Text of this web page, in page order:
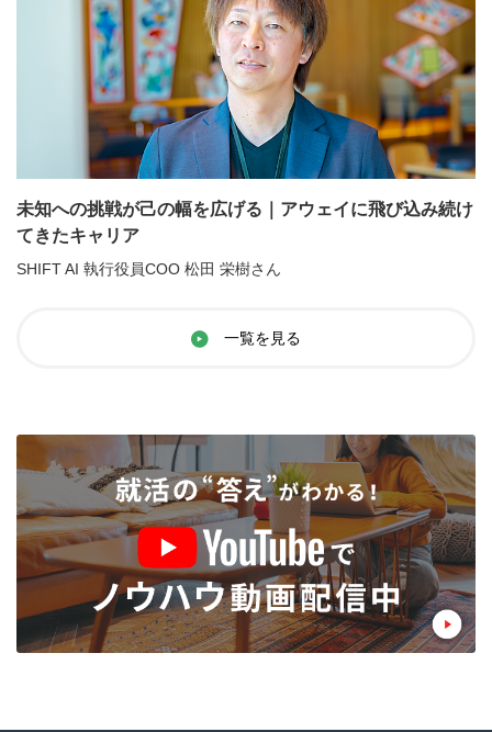
未知への挑戦が己の幅を広げる｜アウェイに飛び込み続け
てきたキャリア
SHIFT AI 執行役員COO 松田 栄樹さん
一覧を見る